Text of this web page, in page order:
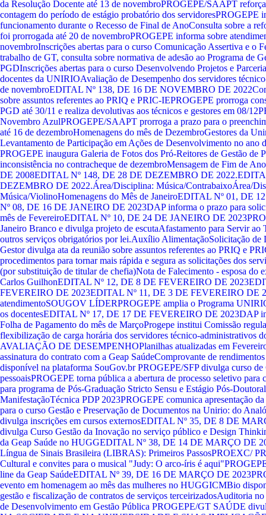
da Resolução Docente até 13 de novembroPROGEPE/SAAPT reforça
contagem do período de estágio probatório dos servidoresPROGEPE
funcionamento durante o Recesso de Final de AnoConsulta sobre a
foi prorrogada até 20 de novembroPROGEPE informa sobre
novembroInscrições abertas para o curso Comunicação Assertiva e o
trabalho de GT, consulta sobre normativa de adesão ao Programa de
PGDInscrições abertas para o curso Desenvolvendo Projetos e
docentes da UNIRIOAvaliação de Desempenho dos servidores
de novembroEDITAL Nº 138, DE 16 DE NOVEMBRO DE 2022
sobre assuntos referentes ao PRIQ e PRIC-IEPROGEPE prorroga
PGD até 30/11 e realiza devolutivas aos técnicos e gestores em 08/12
Novembro AzulPROGEPE/SAAPT prorroga a prazo para o
até 16 de dezembroHomenagens do mês de DezembroGestores da
Levantamento de Participação em Ações de Desenvolvimento no ano
PROGEPE inaugura Galeria de Fotos dos Pró-Reitores de Gestão de
inconsistência no contracheque de dezembroMensagem de Fim de Ano
DE 2008EDITAL Nº 148, DE 28 DE DEZEMBRO DE 2022.
DEZEMBRO DE 2022.Área/Disciplina: Música/ContrabaixoÁrea/
Música/ViolinoHomenagens do Mês de JaneiroEDITAL Nº 01, DE
Nº 08, DE 16 DE JANEIRO DE 2023DAP informa o prazo para
mês de FevereiroEDITAL Nº 10, DE 24 DE JANEIRO DE 2023
Janeiro Branco e divulga projeto de escutaAfastamento para Servir
outros serviços obrigatórios por lei.Auxílio AlimentaçãoSolicitação de
Gestor divulga ata da reunião sobre assuntos referentes ao PRIQ e
procedimentos para tornar mais rápida e segura as solicitações dos
(por substituição de titular de chefia)Nota de Falecimento - esposa do
Carlos GuilhonEDITAL Nº 12, DE 8 DE FEVEREIRO DE 2023
FEVEREIRO DE 2023EDITAL Nº 11, DE 3 DE FEVEREIRO DE
atendimentoSOUGOV LÍDERPROGEPE amplia o Programa
os docentesEDITAL Nº 17, DE 17 DE FEVEREIRO DE 2023DAP
Folha de Pagamento do mês de MarçoProgepe institui Comissão
flexibilização de carga horária dos servidores técnico-administrativos
AVALIAÇÃO DE DESEMPENHOPlanilhas atualizadas em
assinatura do contrato com a Geap SaúdeComprovante de
disponível na plataforma SouGov.brPROGEPE/SFP divulga curso de
pessoaisPROGEPE torna pública a abertura de processo seletivo para
para programa de Pós-Graduação Stricto Sensu e Estágio Pós-Doutoral
ManifestaçãoTécnica PDP 2023PROGEPE comunica apresentação
para o curso Gestão e Preservação de Documentos na Unirio: do
divulga inscrições em cursos externosEDITAL Nº 35, DE 8 DE
divulga Curso Gestão da Inovação no serviço público e Design
da Geap Saúde no HUGGEDITAL Nº 38, DE 14 DE MARÇO DE
Língua de Sinais Brasileira (LIBRAS): Primeiros PassosPROEXC/
Cultural e convites para o musical "Judy: O arco-íris é aqui"
line da Geap SaúdeEDITAL Nº 39, DE 16 DE MARÇO DE 2023
evento em homenagem ao mês das mulheres no HUGGICMBio
gestão e fiscalização de contratos de serviços terceirizadosAuditoria no
de Desenvolvimento em Gestão Pública PROGEPE/GT SAÚDE